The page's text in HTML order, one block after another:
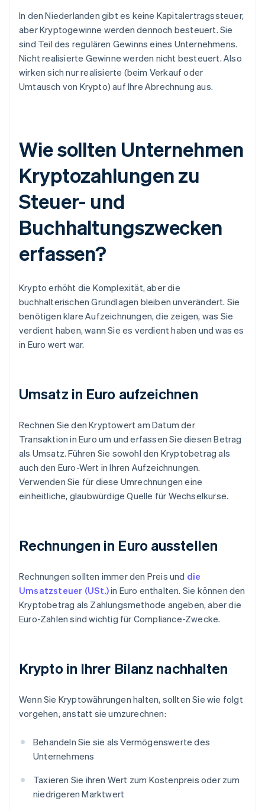
In den Niederlanden gibt es keine Kapitalertragssteuer,
aber Kryptogewinne werden dennoch besteuert. Sie
sind Teil des regulären Gewinns eines Unternehmens.
Nicht realisierte Gewinne werden nicht besteuert. Also
wirken sich nur realisierte (beim Verkauf oder
Umtausch von Krypto) auf Ihre Abrechnung aus.
Wie sollten Unternehmen
Kryptozahlungen zu
Steuer- und
Buchhaltungszwecken
erfassen?
Krypto erhöht die Komplexität, aber die
buchhalterischen Grundlagen bleiben unverändert. Sie
benötigen klare Aufzeichnungen, die zeigen, was Sie
verdient haben, wann Sie es verdient haben und was es
in Euro wert war.
Umsatz in Euro aufzeichnen
Rechnen Sie den Kryptowert am Datum der
Transaktion in Euro um und erfassen Sie diesen Betrag
als Umsatz. Führen Sie sowohl den Kryptobetrag als
auch den Euro-Wert in Ihren Aufzeichnungen.
Verwenden Sie für diese Umrechnungen eine
einheitliche, glaubwürdige Quelle für Wechselkurse.
Rechnungen in Euro ausstellen
Rechnungen sollten immer den Preis und die
Umsatzsteuer (USt.)in Euro enthalten. Sie können den
Kryptobetrag als Zahlungsmethode angeben, aber die
Euro-Zahlen sind wichtig für Compliance-Zwecke.
Krypto in Ihrer Bilanz nachhalten
Wenn Sie Kryptowährungen halten, sollten Sie wie folgt
vorgehen, anstatt sie umzurechnen:
Behandeln Sie sie als Vermögenswerte des
Unternehmens
Taxieren Sie ihren Wert zum Kostenpreis oder zum
niedrigeren Marktwert